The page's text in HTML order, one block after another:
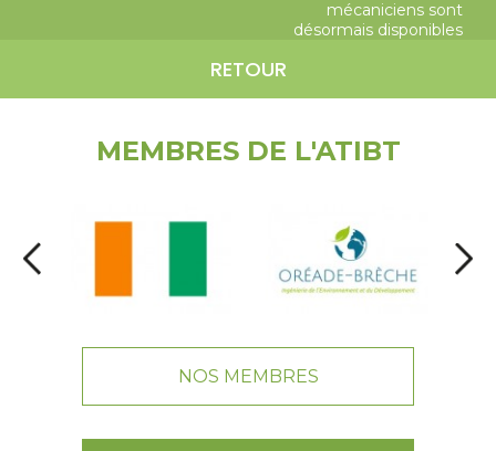
RETOUR
mécaniciens sont
désormais disponibles
MEMBRES DE L'ATIBT
NOS MEMBRES